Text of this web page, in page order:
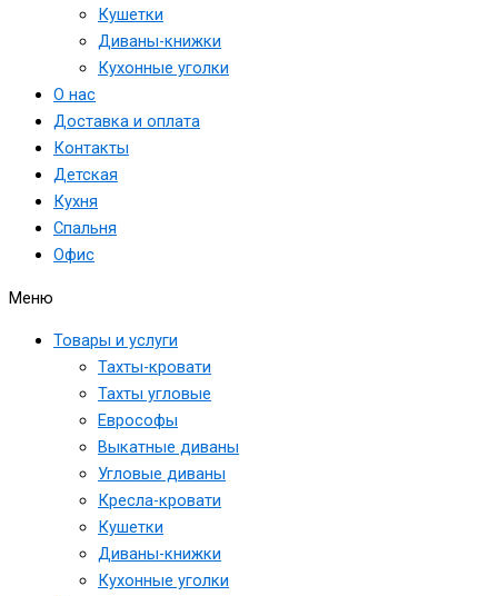
Кушетки
Диваны-книжки
Кухонные уголки
О нас
Доставка и оплата
Контакты
Детская
Кухня
Спальня
Офис
Меню
Товары и услуги
Тахты-кровати
Тахты угловые
Еврософы
Выкатные диваны
Угловые диваны
Кресла-кровати
Кушетки
Диваны-книжки
Кухонные уголки